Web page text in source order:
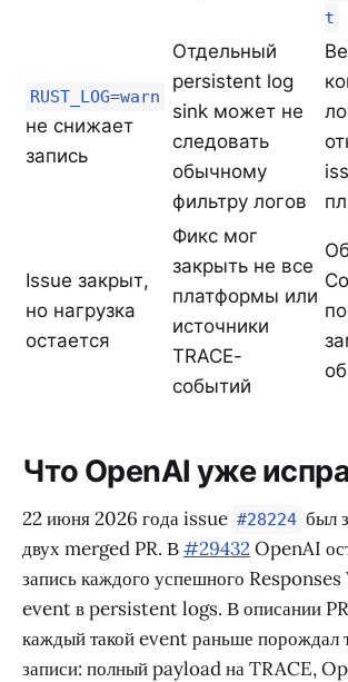
t
RUST_LOG=warn
не снижает
запись
Отдельный
persistent log
sink может не
следовать
обычному
фильтру логов
Issue закрыт,
но нагрузка
остается
Фикс мог
закрыть не все
платформы или
источники
TRACE-
событий
Что OpenAI уже
22 июня 2026 года issue #28224 был
двух merged PR. В#29432OpenAI
запись каждого успешного
event в persistent logs. В описании PR
каждый такой event раньше порождал
записи: полный payload на TRACE,